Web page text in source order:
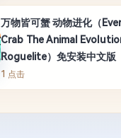
万物皆可蟹 动物进化（
Crab The Animal
Roguelite）免安装中文版
1 点击